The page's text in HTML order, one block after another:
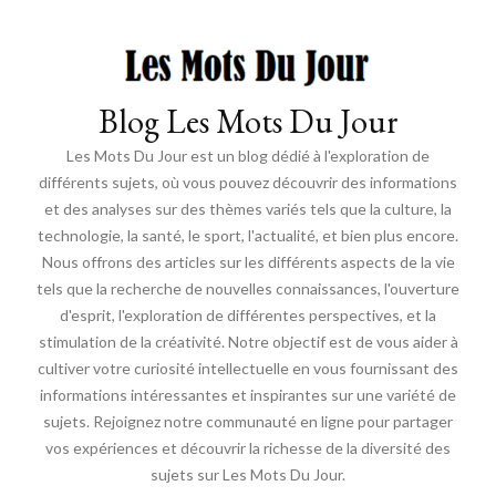
Blog Les Mots Du Jour
Les Mots Du Jour est un blog dédié à l'exploration de
différents sujets, où vous pouvez découvrir des informations
et des analyses sur des thèmes variés tels que la culture, la
technologie, la santé, le sport, l'actualité, et bien plus encore.
Nous offrons des articles sur les différents aspects de la vie
tels que la recherche de nouvelles connaissances, l'ouverture
d'esprit, l'exploration de différentes perspectives, et la
stimulation de la créativité. Notre objectif est de vous aider à
cultiver votre curiosité intellectuelle en vous fournissant des
informations intéressantes et inspirantes sur une variété de
sujets. Rejoignez notre communauté en ligne pour partager
vos expériences et découvrir la richesse de la diversité des
sujets sur Les Mots Du Jour.